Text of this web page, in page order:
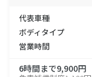
代表車種
ボディタイプ
営業時間
6時間まで9,900円